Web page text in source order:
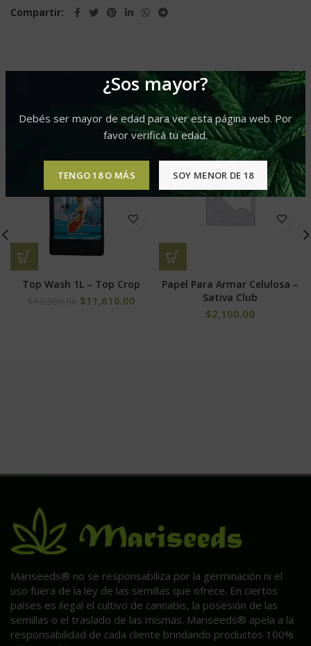
¿Sos mayor?
Debés ser mayor de edad para ver esta página web. Por
favor verificá tu edad.
TENGO 18 O MÁS SOY MENOR DE 18
Compartir
PRODUCTOS RELACIONADOS
Top Wash 1L – Top Crop
$11,610.00
Papel Para Armar Celulosa –
Sativa Club
$2,100.00
Mariseeds® no se responsabiliza por la germinación ni el
uso fuera de la ley de las semillas que ofrece. En ciertos
países es ilegal el cultivo de cannabis, la posesión de las
semillas o el traslado de las mismas. Mariseeds® apela a la
responsabilidad de cada cliente brindando productos 100%